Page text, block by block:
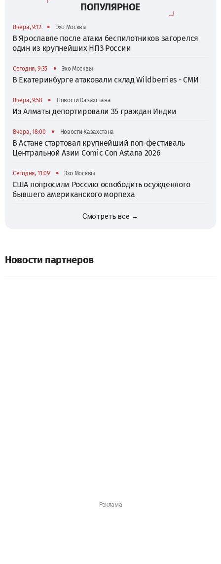
ПОПУЛЯРНОЕ
Вчера, 9:12 • Эхо Москвы
В Ярославле после атаки беспилотников загорелся
один из крупнейших НПЗ России
Сегодня, 9:35 • Эхо Москвы
В Екатеринбурге атаковали склад Wildberries - СМИ
Вчера, 9:58 • Новости Казахстана
Из Алматы депортировали 35 граждан Индии
Вчера, 18:00 • Новости Казахстана
В Астане стартовал крупнейший поп-фестиваль
Центральной Азии Comic Con Astana 2026
Сегодня, 11:09 • Эхо Москвы
США попросили Россию освободить осужденного
бывшего американского морпеха
Смотреть все →
Новости партнеров